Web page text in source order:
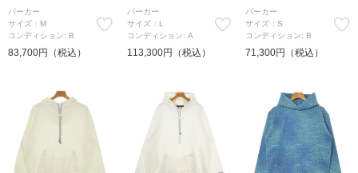
パーカー
サイズ：M
コンディション: B
83,700円（税込）
パーカー
サイズ：L
コンディション: A
113,300円（税込）
パーカー
サイズ：S
コンディション: B
71,300円（税込）